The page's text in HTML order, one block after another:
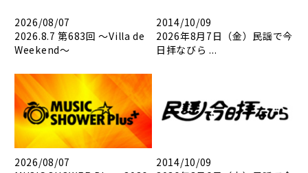
2026/08/07
2026.8.7 第683回 ～Villa de
Weekend～
2014/10/09
2026年8月7日（金）民謡で今
日拝なびら ...
2026/08/07
2014/10/09